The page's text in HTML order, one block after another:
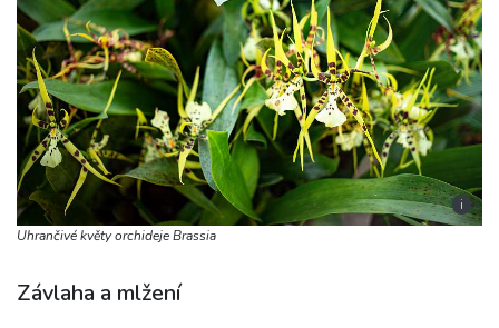
i
Uhrančivé květy orchideje Brassia
Závlaha a mlžení